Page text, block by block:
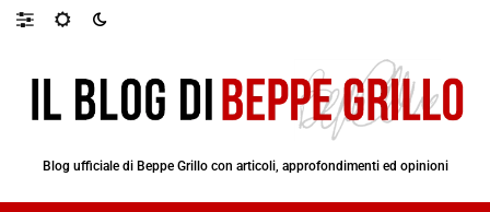
Blog ufficiale di Beppe Grillo con articoli, approfondimenti ed opinioni